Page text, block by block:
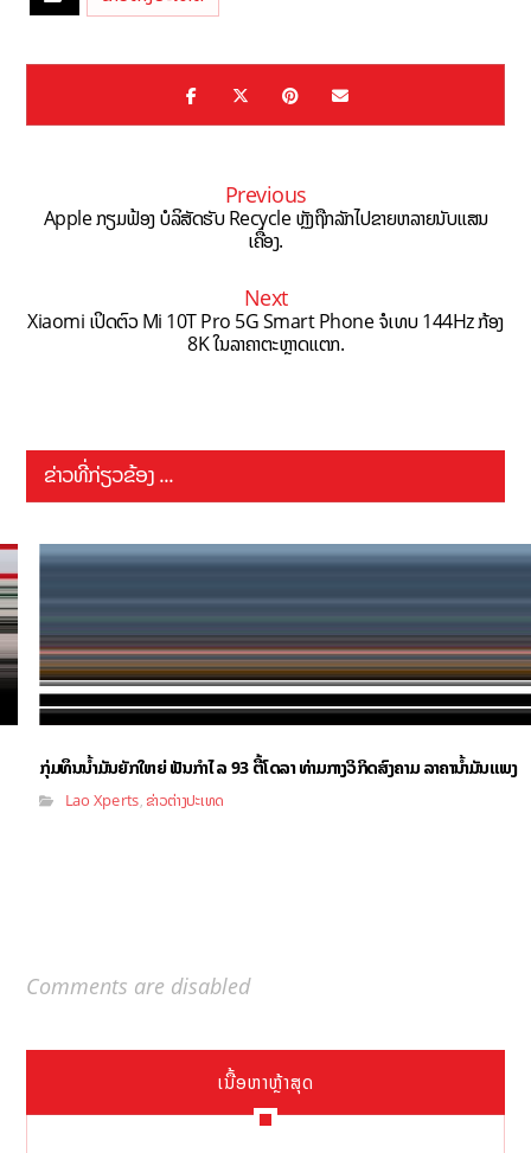
Previous
Apple ກຽມຟ້ອງ ບໍລິສັດຮັບ Recycle ຫຼັງຖືກລັກໄປຂາຍຫລາຍນັບແສນ
ເຄື່ອງ.
Next
Xiaomi ເປິດຕົວ Mi 10T Pro 5G Smart Phone ຈໍເທບ 144Hz ກ້ອງ
8K ໃນລາຄາຕະຫຼາດແຕກ.
ຂ່າວທີ່ກ່ຽວຂ້ອງ ...
ກຸ່ມທຶນນ້ຳມັນຍັກໃຫຍ່ ຟັນກຳໄລ 93 ຕື້ໂດລາ ທ່າມກາງວິກິດສົງຄາມ ລາຄານໍ້າມັນແພງ
Lao Xperts, ຂ່າວຕ່າງປະເທດ
Comments are disabled
ເນື້ອຫາຫຼ້າສຸດ